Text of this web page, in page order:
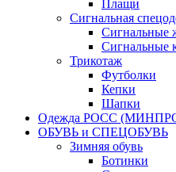
Плащи
Сигнальная
Сигнальные
Сигнальные
Трикотаж
Футболки
Кепки
Шапки
Одежда РОСС
ОБУВЬ и СПЕЦОБУВЬ
Зимняя обувь
Ботинки